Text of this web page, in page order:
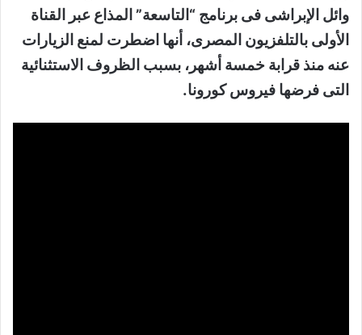
وائل الإبراشى فى برنامج “التاسعة” المذاع عبر القناة
الأولى بالتلفزيون المصرى، أنها اضطرت لمنع الزيارات
عنه منذ قرابة خمسة أشهر، بسبب الظروف الاستثنائية
التى فرضها فيروس كورونا.